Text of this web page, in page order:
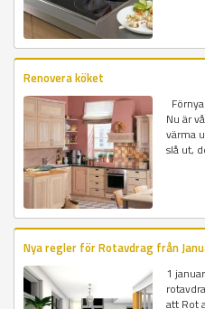
Renovera köket
Nu är
värma
slå ut,
Nya regler för Rotavdrag från
1
att Rot